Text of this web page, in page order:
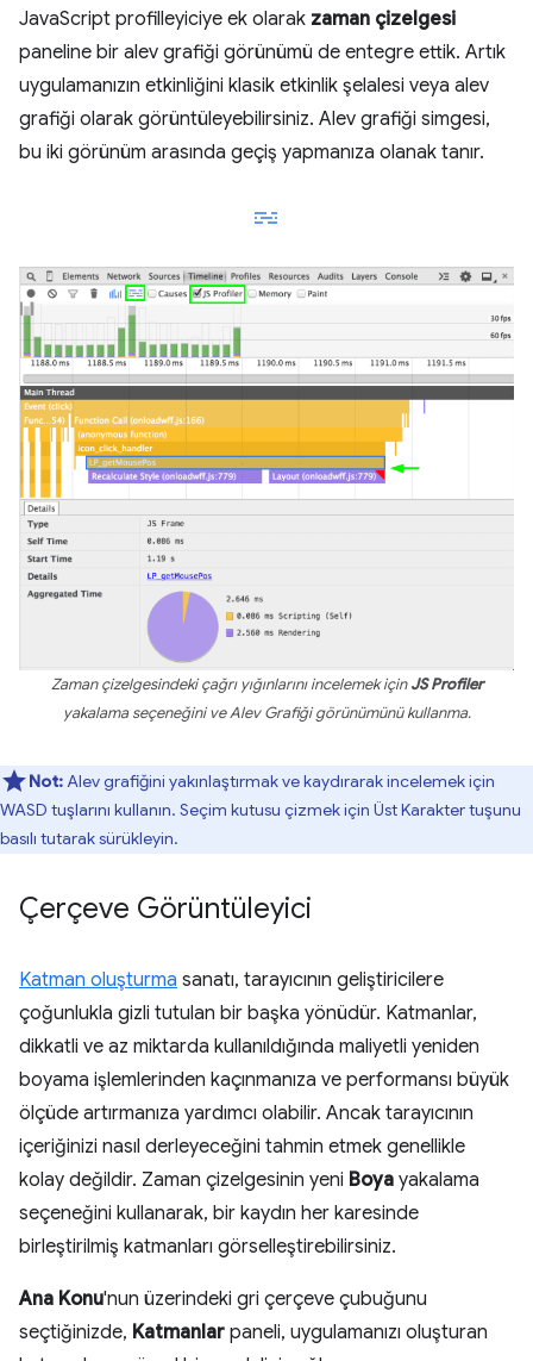
JavaScript profilleyiciye ek olarak zaman çizelgesi
paneline bir alev grafiği görünümü de entegre ettik. Artık
uygulamanızın etkinliğini klasik etkinlik şelalesi veya alev
grafiği olarak görüntüleyebilirsiniz. Alev grafiği simgesi,
bu iki görünüm arasında geçiş yapmanıza olanak tanır.
Zaman çizelgesindeki çağrı yığınlarını incelemek içinJS Profiler
yakalama seçeneğini ve Alev Grafiği görünümünü kullanma.
Not:Alev grafiğini yakınlaştırmak ve kaydırarak incelemek için
WASD tuşlarını kullanın. Seçim kutusu çizmek için Üst Karakter tuşunu
basılı tutarak sürükleyin.
Çerçeve Görüntüleyici
Katman oluşturma sanatı, tarayıcının geliştiricilere
çoğunlukla gizli tutulan bir başka yönüdür. Katmanlar,
dikkatli ve az miktarda kullanıldığında maliyetli yeniden
boyama işlemlerinden kaçınmanıza ve performansı büyük
ölçüde artırmanıza yardımcı olabilir. Ancak tarayıcının
içeriğinizi nasıl derleyeceğini tahmin etmek genellikle
kolay değildir. Zaman çizelgesinin yeni Boya yakalama
seçeneğini kullanarak, bir kaydın her karesinde
birleştirilmiş katmanları görselleştirebilirsiniz.
Ana Konu'nun üzerindeki gri çerçeve çubuğunu
seçtiğinizde, Katmanlar paneli, uygulamanızı oluşturan